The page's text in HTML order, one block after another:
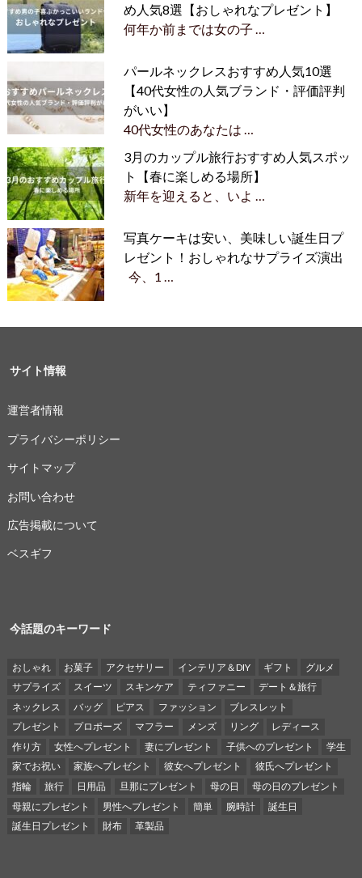
め人気8選【おしゃれなプレゼント】
何年か前までは女の子 …
パールネックレスおすすめ人気10選
【40代女性の人気ブランド・評価評判
がいい】
40代女性のあなたは …
3月のカップル旅行おすすめ人気スポッ
ト【春に楽しめる場所】
新年を迎えると、いよ …
写真ケーキは安い、美味しい誕生日プ
レゼント！おしゃれなサプライズ演出
今、1 …
サイト情報
運営者情報
プライバシーポリシー
サイトマップ
お問い合わせ
広告掲載について
ベスギフ
今話題のキーワード
おしゃれ お菓子 アクセサリー インテリア＆DIY ギフト
グルメ
サプライズ
スイーツ スキンケア ティファニー
デート＆旅行
ネックレス
バッグ ピアス ファッション
ブレスレット
プレゼント
プロポーズ マフラー メンズ リング
レディース
作り方
女性へプレゼント 妻にプレゼント 子供へのプレゼント
学生
家でお祝い
家族へプレゼント 彼女へプレゼント
彼氏へプレゼント
指輪
旅行 日用品 旦那にプレゼント 母の日
母の日のプレゼント
母親にプレゼント
男性へプレゼント 簡単 腕時計
誕生日
誕生日プレゼント
財布 革製品